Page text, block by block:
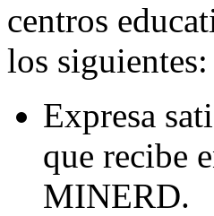
centros
los siguientes:
Expresa
que recibe
MINERD.